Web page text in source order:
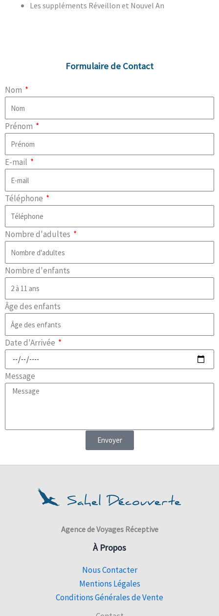
Les suppléments Réveillon et Nouvel An
Formulaire de Contact
Nom
Prénom
E-mail
Téléphone
Nombre d'adultes
Nombre d'enfants
Âge des enfants
Date d'Arrivée
Message
Envoyer
Agence de Voyages Réceptive
À Propos
Nous Contacter
Mentions Légales
Conditions Générales de Vente